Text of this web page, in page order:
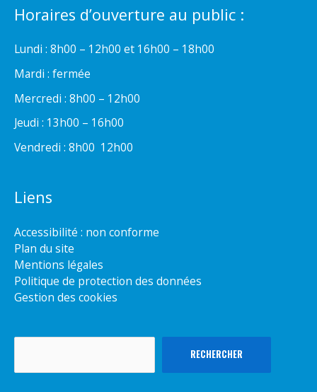
Horaires d’ouverture au public :
Lundi : 8h00 – 12h00 et 16h00 – 18h00
Mardi : fermée
Mercredi : 8h00 – 12h00
Jeudi : 13h00 – 16h00
Vendredi : 8h00  12h00
Liens
Accessibilité : non conforme
Plan du site
Mentions légales
Politique de protection des données
Gestion des cookies
RECHERCHER